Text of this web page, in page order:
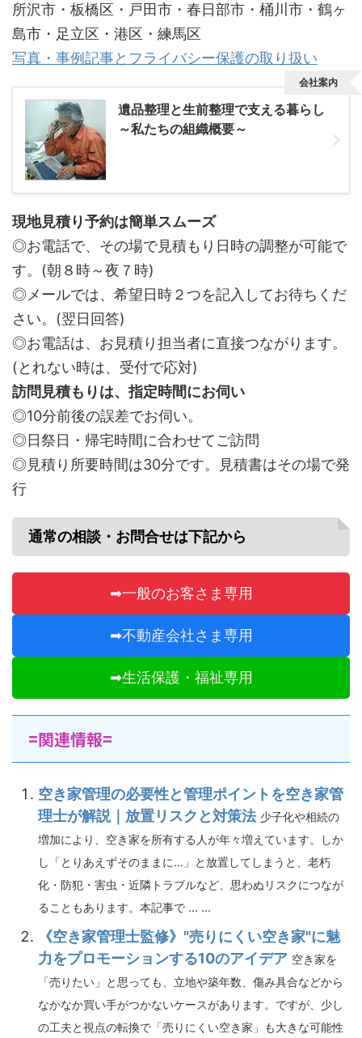
所沢市・板橋区・戸田市・春日部市・桶川市・鶴ヶ
島市・足立区・港区・練馬区
写真・事例記事とフライバシー保護の取り扱い
遺品整理と生前整理で支える暮らし
～私たちの組織概要～
会社案内
現地見積り予約は簡単スムーズ
◎お電話で、その場で見積もり日時の調整が可能で
す。(朝８時～夜７時)
◎メールでは、希望日時２つを記入してお待ちくだ
さい。(翌日回答)
◎お電話は、お見積り担当者に直接つながります。
(とれない時は、受付で応対)
訪問見積もりは、指定時間にお伺い
◎10分前後の誤差でお伺い。
◎日祭日・帰宅時間に合わせてご訪問
◎見積り所要時間は30分です。見積書はその場で発
行
通常の相談・お問合せは下記から
➡一般のお客さま専用
➡不動産会社さま専用
➡生活保護・福祉専用
=関連情報=
空き家管理の必要性と管理ポイントを空き家管
理士が解説｜放置リスクと対策法 少子化や相続の
増加により、空き家を所有する人が年々増えています。しか
し「とりあえずそのままに…」と放置してしまうと、老朽
化・防犯・害虫・近隣トラブルなど、思わぬリスクにつなが
ることもあります。本記事で ... ...
《空き家管理士監修》"売りにくい空き家"に魅
力をプロモーションする10のアイデア 空き家を
「売りたい」と思っても、立地や築年数、傷み具合などから
なかなか買い手がつかないケースがあります。ですが、少し
の工夫と視点の転換で「売りにくい空き家」も大きな可能性